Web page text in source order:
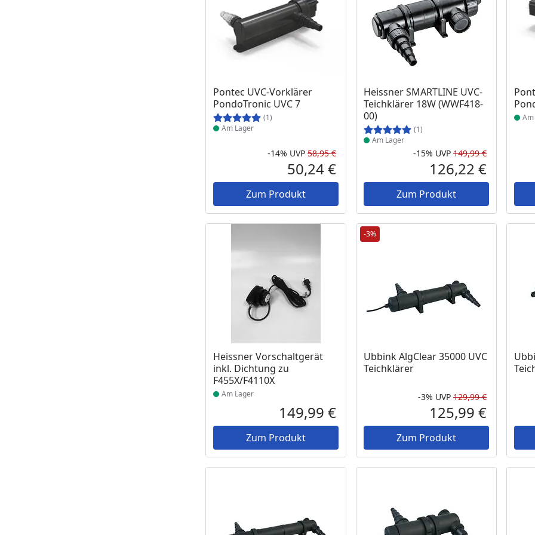
Pontec UVC-Vorklärer
PondoTronic UVC 7
(1)
Produkt am Lager
Am Lager
Rabatt in Prozent
-14%
Ursprünglicher Preis
UVP 58,95 €
Aktueller Preis
50,24 €
Zum Produkt
Heissner SMARTLINE UVC-
Teichklärer 18W (WWF418-
00)
(1)
Produkt am Lager
Am Lager
Rabatt in
-15% UVP 149,99 €
Aktueller
126,22 €
Zum Produkt
Heissner Vorschaltgerät
inkl. Dichtung zu
F455X/F4110X
Produkt am Lager
Am Lager
Aktueller Preis
149,99 €
Zum Produkt
-3%
Ubbink AlgClear 35000 UVC
Teichklärer
Rabatt in
-3% UVP 129,99 €
Aktueller
125,99 €
Zum Produkt